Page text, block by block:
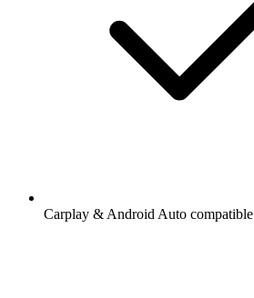
Carplay & Android Auto compatible